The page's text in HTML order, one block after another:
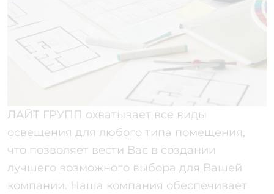
ЛАЙТ ГРУПП охватывает все виды
освещения для любого типа помещения,
что позволяет вести Вас в создании
лучшего возможного выбора для Вашей
компании. Наша компания обеспечивает